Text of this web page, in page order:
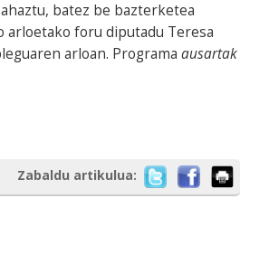
batez be bazterketea
arloetako foru diputadu Teresa
arloan. Programa ausartak
Zabaldu artikulua: